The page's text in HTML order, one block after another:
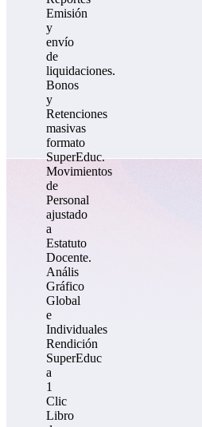
Emisión
y
envío
de
liquidaciones.
Bonos
y
Retenciones
masivas
formato
SuperEduc.
Movimientos
de
Personal
ajustado
a
Estatuto
Docente.
Anális
Gráfico
Global
e
Individuales
Rendición
SuperEduc
a
1
Clic
Libro